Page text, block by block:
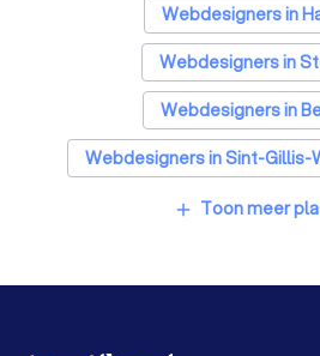
Webdesigners in
Webdesigners in
Webdesigners in
Webdesigners in Sint-Gillis-
Webdesigners in Lokeren
Webdesigners in
add Toon meer